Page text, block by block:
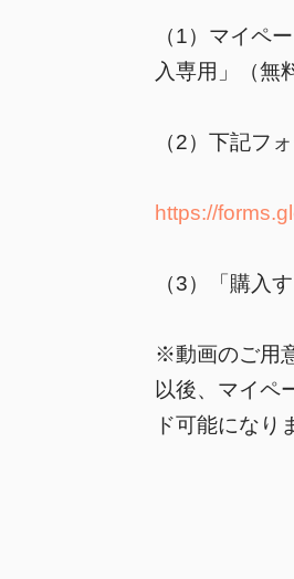
（1）マイペ
入専用」（無
（2）下記フ
https://
（3）「購入
※動画のご用
以後、マイペ
ド可能になり